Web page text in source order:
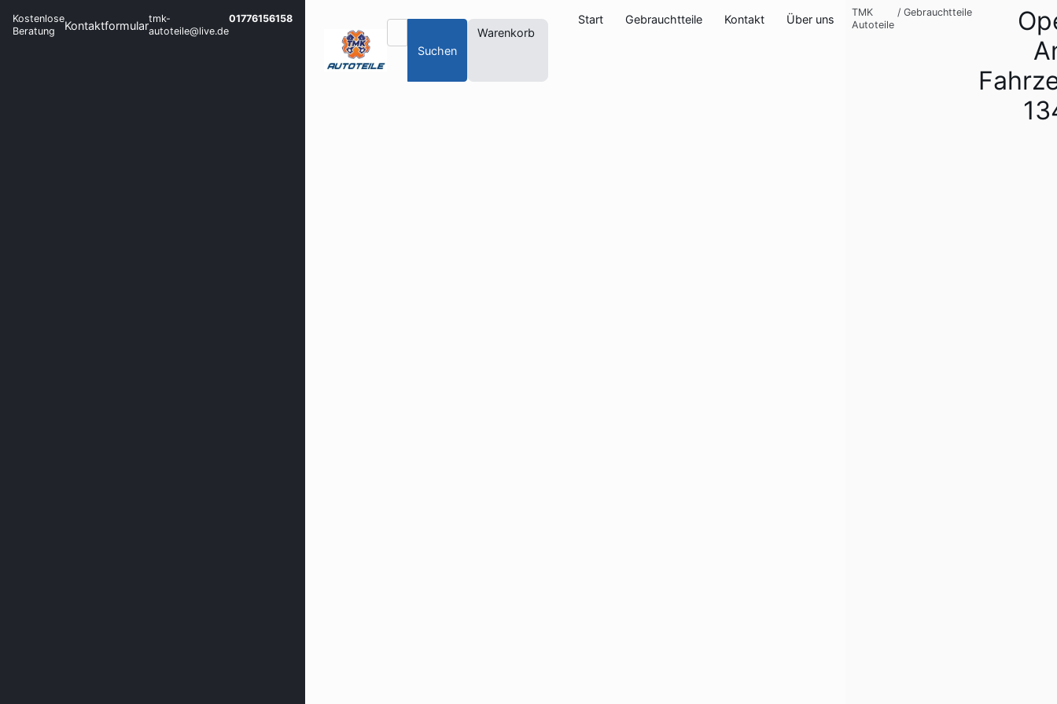
Kostenlose
Beratung
Kontaktformulartmk-
autoteile@live.de
01776156158
Suchen
Warenkorb
Start Gebrauchtteile Kontakt Über uns
TMK
Autoteile
/ Gebrauchtteile